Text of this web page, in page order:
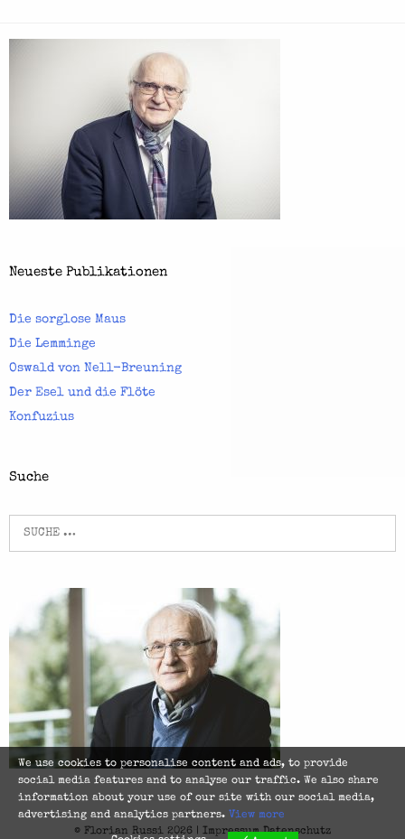
Neueste Publikationen
Die sorglose Maus
Die Lemminge
Oswald von Nell-Breuning
Der Esel und die Flöte
Konfuzius
Suche
Suche
© Florian Russi 2026 | Impressum Datenschutz
We use cookies to personalise content and ads, to provide
social media features and to analyse our traffic. We also share
information about your use of our site with our social media,
advertising and analytics partners. View more